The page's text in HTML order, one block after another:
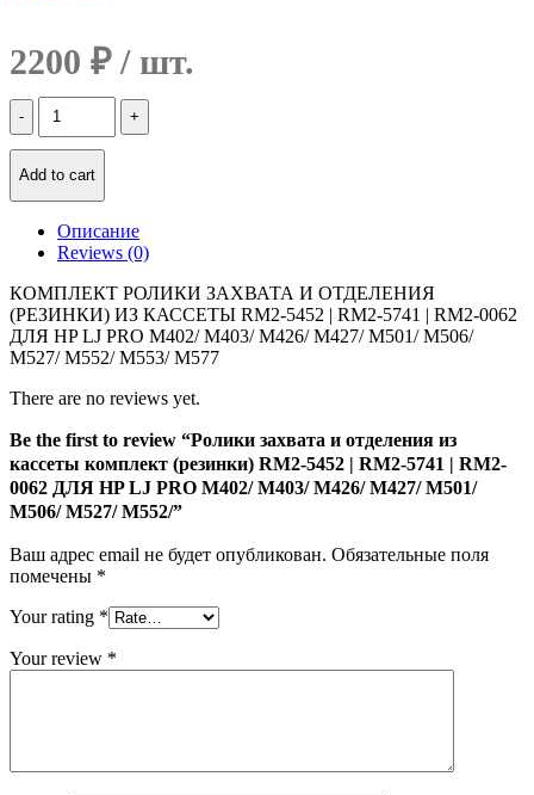
2200 ₽
Количество
Ролики
захвата
кассеты
комплект
RM2-
5452
|
RM2-
0062
ДЛЯ
HP
LJ
M402/
M403/
M427/
M506/
Add to cart
Описание
Reviews (0)
КОМПЛЕКТ РОЛИКИ ЗАХВАТА И ОТДЕЛЕНИЯ
(РЕЗИНКИ) ИЗ КАССЕТЫ RM2-5452 | RM2-5741 | RM2-0062
ДЛЯ HP LJ PRO M402/ M403/ M426/ M427/ M501/ M506/
M527/ M552/ M553/ M577
There are no reviews yet.
Be the first to review “Ролики захвата и отделения из
кассеты комплект (резинки) RM2-5452 | RM2-5741 | RM2-
0062 ДЛЯ HP LJ PRO M402/ M403/ M426/ M427/ M501/
M506/ M527/ M552/”
Ваш адрес email не будет опубликован. Обязательные поля
помечены *
Your rating *
Your review *